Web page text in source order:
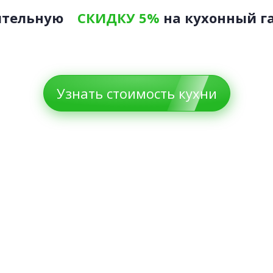
СКИДКУ 5% на кухонный
Узнать стоимость кухни